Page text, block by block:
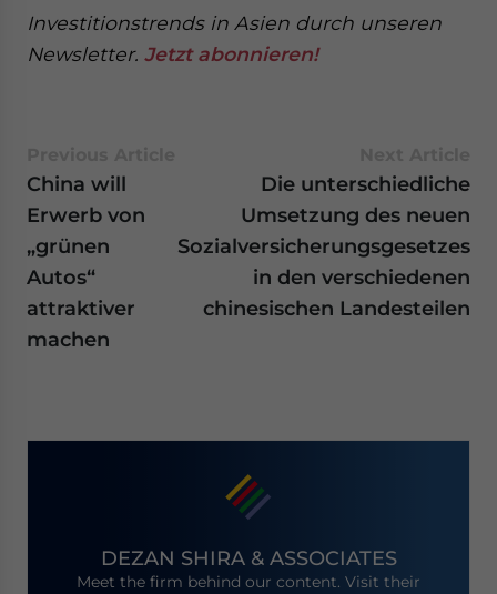
Investitionstrends in Asien durch unseren
Newsletter. Jetzt abonnieren!
China will
Erwerb von
„grünen
Autos“
attraktiver
machen
Die unterschiedliche
Umsetzung des neuen
Sozialversicherungsgesetzes
in den verschiedenen
chinesischen Landesteilen
DEZAN SHIRA & ASSOCIATES
Meet the firm behind our content. Visit their